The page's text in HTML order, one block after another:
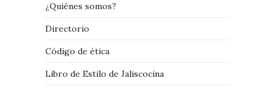
¿Quiénes somos?
Directorio
Código de ética
Libro de Estilo de Jaliscocina